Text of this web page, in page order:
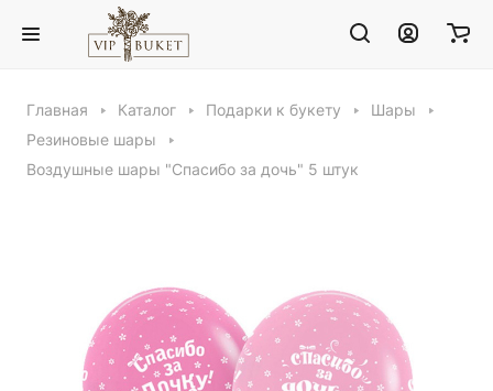
Главная Каталог Подарки к букету
Шары
Резиновые шары
Воздушные шары "Спасибо за дочь" 5 штук